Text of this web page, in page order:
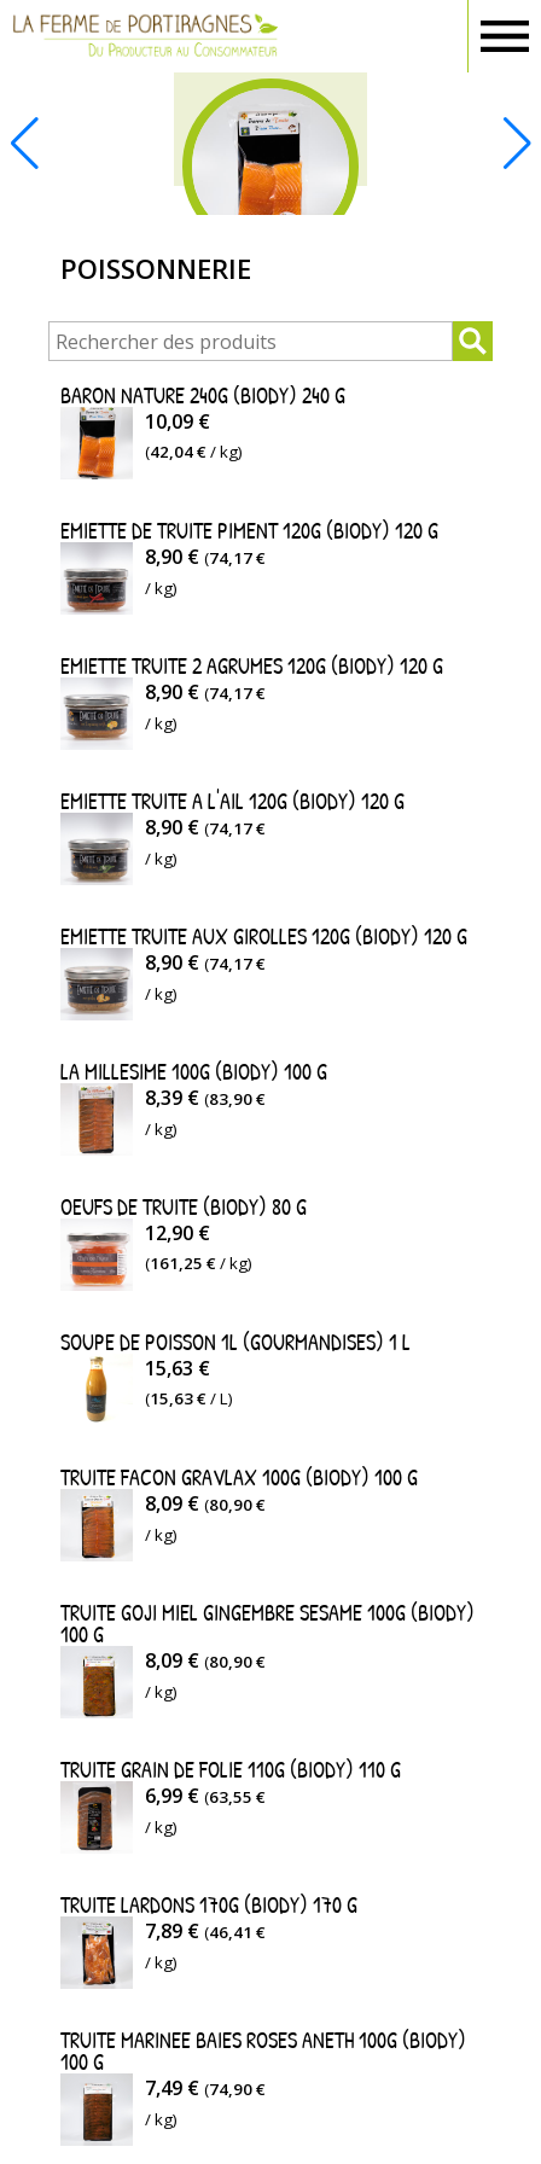
Portiragnes
POISSONNERIE
POISSONNERIE
BARON NATURE 240G (BIODY) 240 G
10,09 €
(42,04 €/ kg)
EMIETTE DE TRUITE PIMENT 120G (BIODY) 120 G
COMPOSITION
de
truite
Mykiss,
huile
de
eau,
piment
fumé
5%,
sel,
aromates.
8,90 € (74,17 €
/ kg)
EMIETTE TRUITE 2 AGRUMES 120G (BIODY) 120 G
COMPOSITION
de
truite
Oncorhynchus
Mykiss,
huile
de
eau,
agrumes
confits
5%,
sel,
aromates.
8,90 € (74,17 €
/ kg)
EMIETTE TRUITE A L'AIL 120G (BIODY) 120 G
EMIETTE
DE
INGREDIENTS
chair
de
truite
Oncorhynchus
huile
de
tournesol,
eau,
des
3%,
sel,
aromates.
8,90 € (74,17 €
/ kg)
EMIETTE TRUITE AUX GIROLLES 120G (BIODY) 120 G
8,90 € (74,17 €
/ kg)
LA MILLESIME 100G (BIODY) 100 G
8,39 € (83,90 €
/ kg)
OEUFS DE TRUITE (BIODY) 80 G
12,90 €
(161,25 €/ kg)
SOUPE DE POISSON 1L (GOURMANDISES) 1 L
15,63 €
(15,63 €/ L)
TRUITE FACON GRAVLAX 100G (BIODY) 100 G
8,09 € (80,90 €
/ kg)
TRUITE GOJI MIEL GINGEMBRE SESAME 100G (BIODY)
100 G
8,09 € (80,90 €
/ kg)
TRUITE GRAIN DE FOLIE 110G (BIODY) 110 G
6,99 € (63,55 €
/ kg)
TRUITE LARDONS 170G (BIODY) 170 G
7,89 € (46,41 €
/ kg)
TRUITE MARINEE BAIES ROSES ANETH 100G (BIODY)
100 G
7,49 € (74,90 €
/ kg)